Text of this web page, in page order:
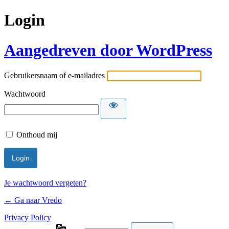
Login
Aangedreven door WordPress
Gebruikersnaam of e-mailadres
Wachtwoord
Onthoud mij
Je wachtwoord vergeten?
← Ga naar Vredo
Privacy Policy